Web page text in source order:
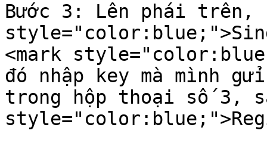
Bước 3: Lên phái trên,
<mark
đó nhập key mà mình
trong hộp thoại số 3,